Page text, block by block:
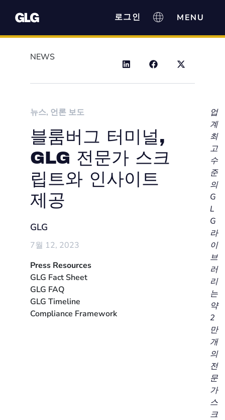
로그인
NEWS
뉴스, 언론 보도
블룸버그 터미널,
GLG 전문가 스크
립트와 인사이트
제공
GLG
7월 12, 2023
Press Resources
GLG Fact Sheet
GLG FAQ
GLG Timeline
Compliance Framework
업
계
최
고
수
준
의
G
L
G
라
이
브
러
리
는
약
2
만
개
의
전
문
가
스
크